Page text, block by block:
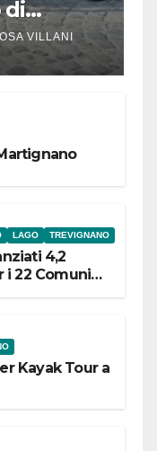
di
VILLANI
LAGO TREVIGNANO
4,2
i 22 Comuni
Kayak Tour a